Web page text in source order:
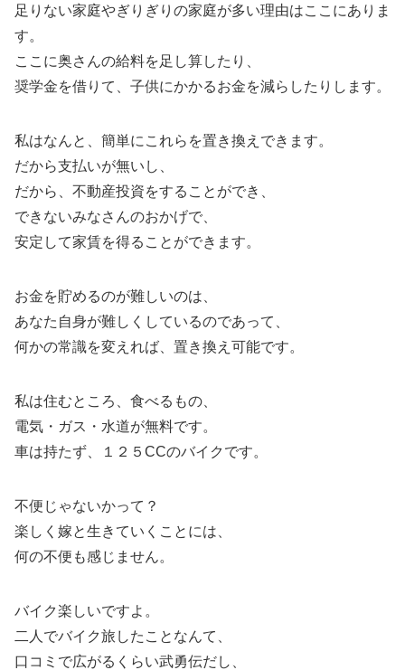
足りない家庭やぎりぎりの家庭が多い理由はここにありま
す。
ここに奥さんの給料を足し算したり、
奨学金を借りて、子供にかかるお金を減らしたりします。
私はなんと、簡単にこれらを置き換えできます。
だから支払いが無いし、
だから、不動産投資をすることができ、
できないみなさんのおかげで、
安定して家賃を得ることができます。
お金を貯めるのが難しいのは、
あなた自身が難しくしているのであって、
何かの常識を変えれば、置き換え可能です。
私は住むところ、食べるもの、
電気・ガス・水道が無料です。
車は持たず、１２５CCのバイクです。
不便じゃないかって？
楽しく嫁と生きていくことには、
何の不便も感じません。
バイク楽しいですよ。
二人でバイク旅したことなんて、
口コミで広がるくらい武勇伝だし、